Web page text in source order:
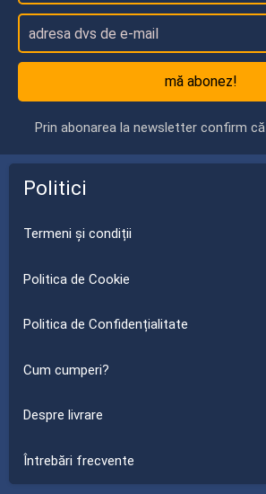
mă abonez!
Prin abonarea la newsletter confirm
Politici
Termeni și condiții
Politica de Cookie
Politica de Confidențialitate
Cum cumperi?
Despre livrare
Întrebări frecvente